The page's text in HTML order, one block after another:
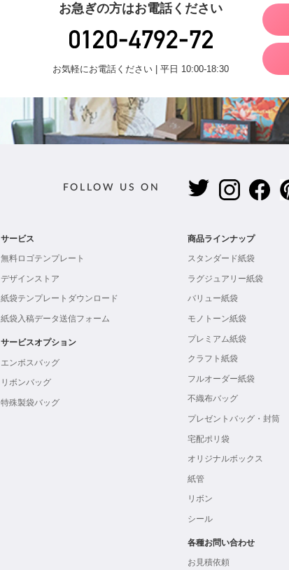
お急ぎの方はお電話ください
お気軽にお電話ください | 平日 10:00-18:30
FOLLOW US ON
サービス
無料ロゴテンプレート
デザインストア
紙袋テンプレートダウンロード
紙袋入稿データ送信フォーム
サービスオプション
エンボスバッグ
リボンバッグ
特殊製袋バッグ
商品ラインナップ
スタンダード紙袋
ラグジュアリー紙袋
バリュー紙袋
モノトーン紙袋
プレミアム紙袋
クラフト紙袋
フルオーダー紙袋
不織布バッグ
プレゼントバッグ・封筒
宅配ポリ袋
オリジナルボックス
紙管
リボン
シール
各種お問い合わせ
お見積依頼